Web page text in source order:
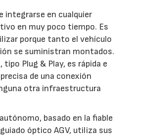
integrarse en cualquier
en muy poco tiempo. Es
porque tanto el vehículo
se suministran montados.
Plug & Play, es rápida e
de una conexión
otra infraestructura
basado en la fiable
óptico AGV, utiliza sus